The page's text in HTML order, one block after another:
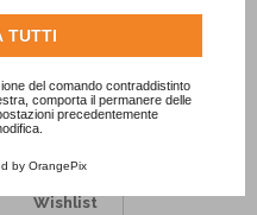
completa.
TUTTI
del comando contraddistinto
comporta il permanere delle
precedentemente
by OrangePix
Tovaglia Birthday Pirate
AGGIUNGI
Wishlist